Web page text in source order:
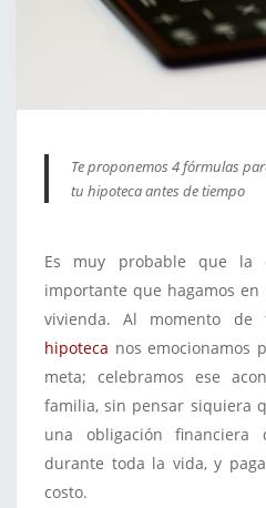
Te proponemos 4 fórmulas
tu hipoteca antes de tiempo
Es muy probable que la
importante que hagamos
vivienda. Al momento de
hipoteca nos emocionamos
meta; celebramos ese
familia, sin pensar siquiera
una obligación financiera
durante toda la vida, y
costo.